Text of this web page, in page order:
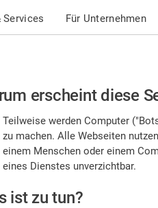
Services Für Unternehmen
erscheint diese
Teilweise werden Computer
zu machen. Alle Webseiten
einem Menschen oder einem
eines Dienstes unverzichtbar.
ist zu tun?